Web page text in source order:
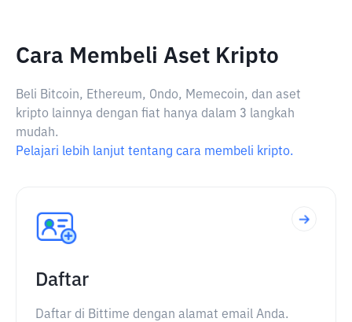
Cara Membeli Aset Kripto
Beli Bitcoin, Ethereum, Ondo, Memecoin, dan aset
kripto lainnya dengan fiat hanya dalam 3 langkah
mudah.
Pelajari lebih lanjut tentang cara membeli kripto.
Daftar
Daftar di Bittime dengan alamat email Anda.